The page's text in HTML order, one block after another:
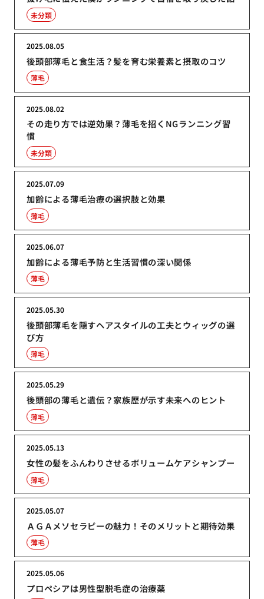
未分類
後頭部薄毛と食生活？髪を育む栄養素と摂取のコツ
2025.08.05
薄毛
その走り方では逆効果？薄毛を招くNGランニング習
慣
2025.08.02
未分類
加齢による薄毛治療の選択肢と効果
2025.07.09
薄毛
加齢による薄毛予防と生活習慣の深い関係
2025.06.07
薄毛
後頭部薄毛を隠すヘアスタイルの工夫とウィッグの選
び方
2025.05.30
薄毛
後頭部の薄毛と遺伝？家族歴が示す未来へのヒント
2025.05.29
薄毛
女性の髪をふんわりさせるボリュームケアシャンプー
2025.05.13
薄毛
ＡＧＡメソセラピーの魅力！そのメリットと期待効果
2025.05.07
薄毛
プロペシアは男性型脱毛症の治療薬
2025.05.06